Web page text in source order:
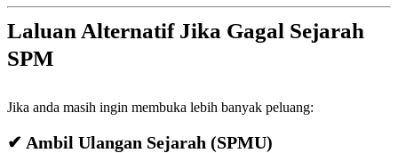
Laluan Alternatif Jika Gagal Sejarah
SPM
Jika anda masih ingin membuka lebih banyak peluang:
✔ Ambil Ulangan Sejarah (SPMU)